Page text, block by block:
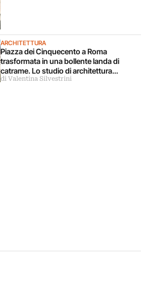
ARCHITETTURA
Piazza dei Cinquecento a Roma
trasformata in una bollente landa di
catrame. Lo studio di architettura
disconosce il progetto
di Valentina Silvestrini